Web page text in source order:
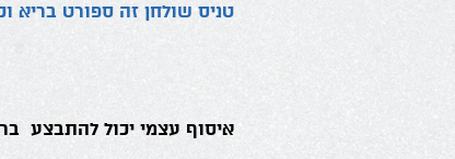
טניס שולחן זה ספורט בריא
איסוף עצמי יכול להתבצע